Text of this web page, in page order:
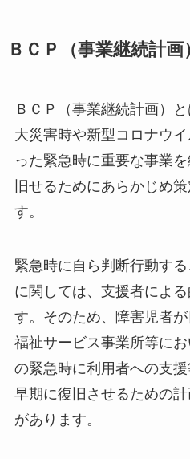
ＢＣＰ（事業継続計
ＢＣＰ（事業継続計画）
大災害時や新型コロナウ
った緊急時に重要な事業
旧せるためにあらかじめ
す。
緊急時に自ら判断行動す
に関しては、支援者によ
す。そのため、障害児者
福祉サービス事業所等に
の緊急時に利用者への支
早期に復旧させるための
があります。